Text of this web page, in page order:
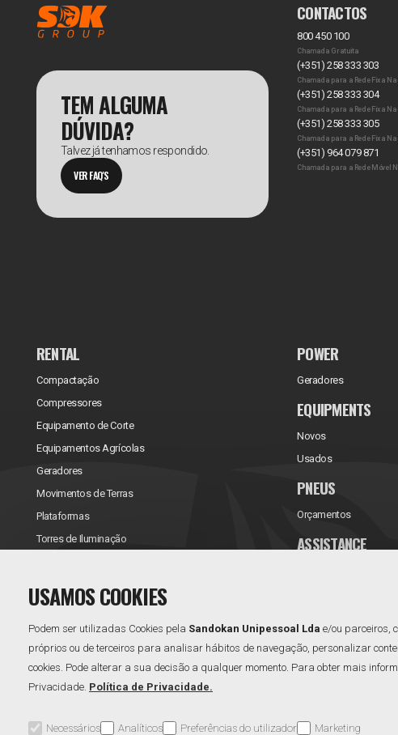
TEM ALGUMA
DÚVIDA?
Talvez já tenhamos respondido.
VER FAQ'S
CONTACTOS
800 450 100
Chamada Gratuita
(+351) 258 333 303
Chamada para a Rede Fixa
(+351) 258 333 304
Chamada para a Rede Fixa
(+351) 258 333 305
Chamada para a Rede Fixa
(+351) 964 079 871
Chamada para a Rede Móvel
RENTAL
Compactação
Compressores
Equipamento de Corte
Equipamentos Agrícolas
Geradores
Movimentos de Terras
Plataformas
Torres de Iluminação
POWER
Geradores
EQUIPMENTS
Novos
Usados
PNEUS
Orçamentos
ASSISTANCE
USAMOS COOKIES
Podem ser utilizadas Cookies pela Sandokan Unipessoal Lda e/ou parceiros,
próprios ou de terceiros para analisar hábitos de navegação, personalizar
cookies. Pode alterar a sua decisão a qualquer momento. Para obter mais
Privacidade. Política de Privacidade.
Necessários Analíticos Preferências do utilizador Marketing